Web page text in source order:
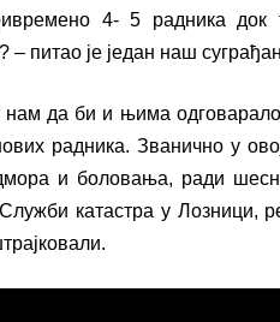
4- 5 радника док
– питао је један наш
да би и њима
радника. Званично у
и боловања, ради
катастра у Лозници,